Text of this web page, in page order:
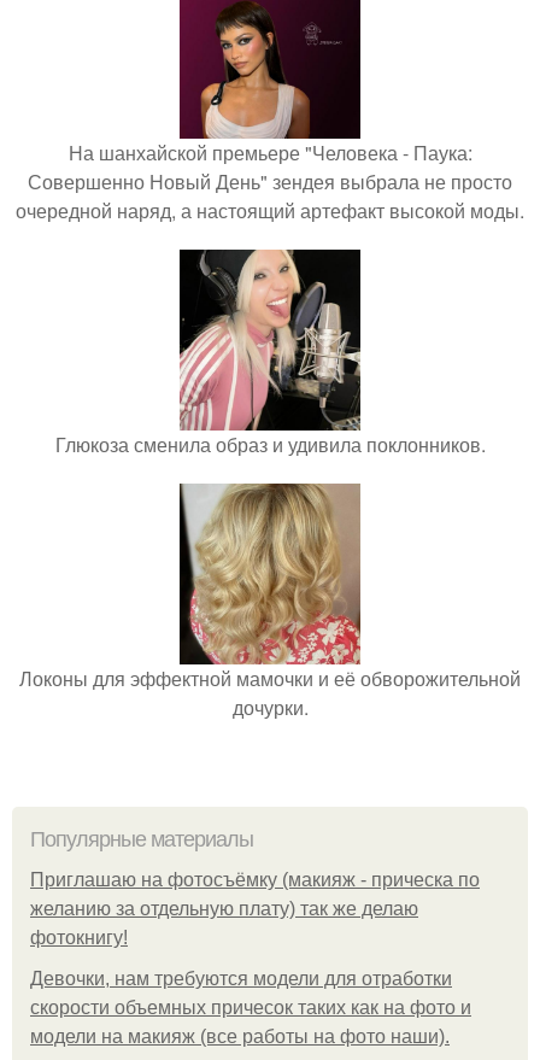
На шанхайской премьере "Человека - Паука:
Совершенно Новый День" зендея выбрала не просто
очередной наряд, а настоящий артефакт высокой моды.
Глюкоза сменила образ и удивила поклонников.
Локоны для эффектной мамочки и её обворожительной
дочурки.
Популярные материалы
Приглашаю на фотосъёмку (макияж - прическа по
желанию за отдельную плату) так же делаю
фотокнигу!
Девочки, нам требуются модели для отработки
скорости объемных причесок таких как на фото и
модели на макияж (все работы на фото наши).